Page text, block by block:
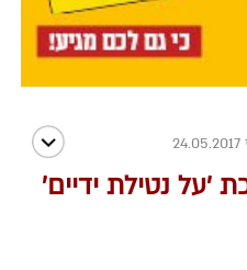
'על נטילת ידיים'